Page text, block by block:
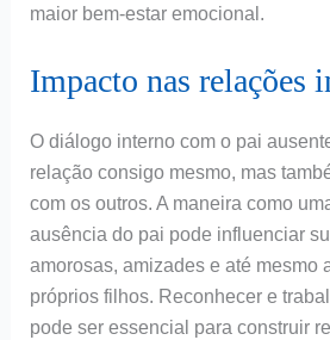
maior bem-estar emocional.
Impacto nas relações
O diálogo interno com o pai
relação consigo mesmo, mas
com os outros. A maneira como
ausência do pai pode influenciar
amorosas, amizades e até mesmo
próprios filhos. Reconhecer e
pode ser essencial para construir